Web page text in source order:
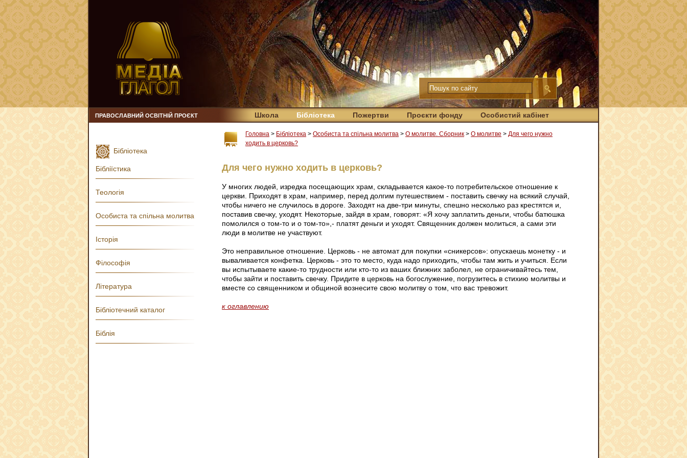
ПРАВОСЛАВНИЙ ОСВІТНІЙ ПРОЄКТ Школа Бібліотека Пожертви Проєкти фонду Особистий кабінет
Головна > Бібліотека > Особиста та спільна молитва > О молитве. Сборник > О молитве > Для чего нужно
ходить в церковь?
Для чего нужно ходить в церковь?
У многих людей, изредка посещающих храм, складывается какое-то потребительское отношение к
церкви. Приходят в храм, например, перед долгим путешествием - поставить свечку на всякий случай,
чтобы ничего не случилось в дороге. Заходят на две-три минуты, спешно несколько раз крестятся и,
поставив свечку, уходят. Некоторые, зайдя в храм, говорят: «Я хочу заплатить деньги, чтобы батюшка
помолился о том-то и о том-то»,- платят деньги и уходят. Священник должен молиться, а сами эти
люди в молитве не участвуют.
Это неправильное отношение. Церковь - не автомат для покупки «сникерсов»: опускаешь монетку - и
вываливается конфетка. Церковь - это то место, куда надо приходить, чтобы там жить и учиться. Если
вы испытываете какие-то трудности или кто-то из ваших ближних заболел, не ограничивайтесь тем,
чтобы зайти и поставить свечку. Придите в церковь на богослужение, погрузитесь в стихию молитвы и
вместе со священником и общиной вознесите свою молитву о том, что вас тревожит.
к оглавлению
Бібліотека
Бібліїстика
Теологія
Особиста та спільна молитва
Історія
Філософія
Література
Бібліотечний каталог
Біблія